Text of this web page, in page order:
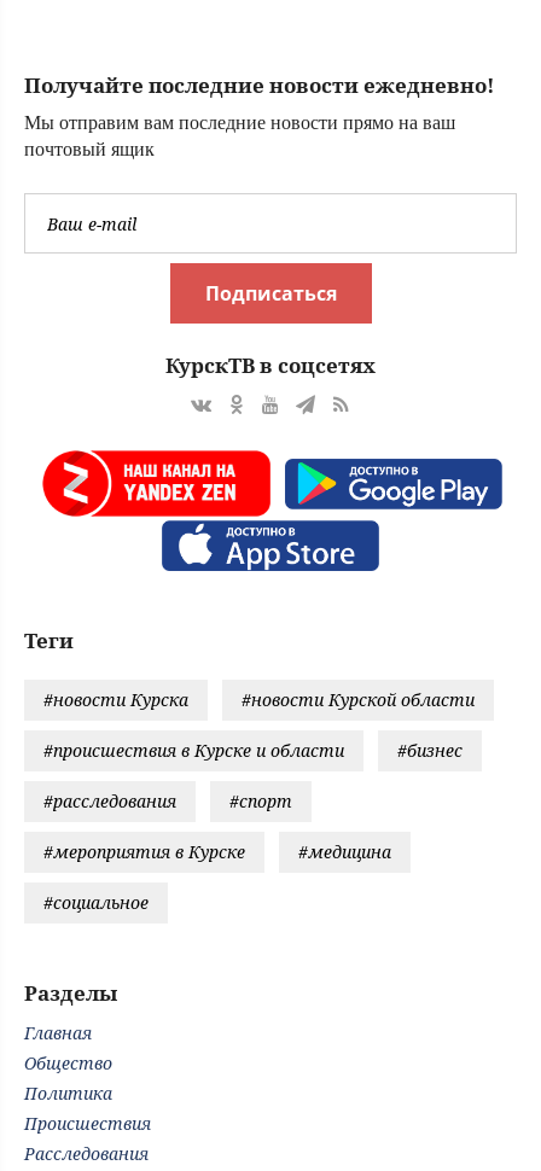
Получайте последние новости ежедневно!
Мы отправим вам последние новости прямо на ваш
почтовый ящик
Подписаться
КурскТВ в соцсетях
Теги
#новости Курска #новости Курской области
#происшествия в Курске и области #бизнес
#расследования #спорт
#мероприятия в Курске #медицина
#социальное
Разделы
Главная
Общество
Политика
Происшествия
Расследования